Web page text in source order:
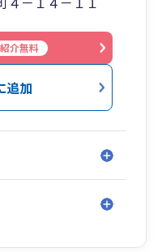
紹介無料
追加